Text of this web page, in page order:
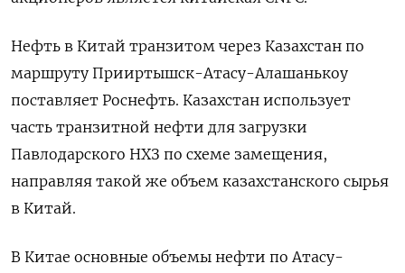
Нефть в Китай транзитом через Казахстан по
маршруту Прииртышск-Атасу-Алашанькоу
поставляет Роснефть. Казахстан использует
часть транзитной нефти для загрузки
Павлодарского НХЗ по схеме замещения,
направляя такой же объем казахстанского сырья
в Китай.
В Китае основные объемы нефти по Атасу-